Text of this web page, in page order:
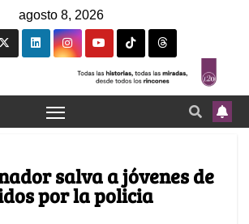
agosto 8, 2026
salva a jóvenes de
por la policia